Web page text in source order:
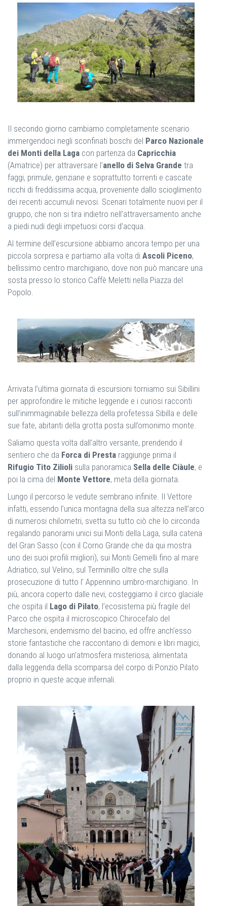
Il secondo giorno cambiamo completamente scenario
immergendoci negli sconfinati boschi del Parco Nazionale
dei Monti della Laga con partenza da Capricchia
(Amatrice) per attraversare l’anello di Selva Grande tra
faggi, primule, genziane e soprattutto torrenti e cascate
ricchi di freddissima acqua, proveniente dallo scioglimento
dei recenti accumuli nevosi. Scenari totalmente nuovi per il
gruppo, che non si tira indietro nell’attraversamento anche
a piedi nudi degli impetuosi corsi d’acqua.
Al termine dell’escursione abbiamo ancora tempo per una
piccola sorpresa e partiamo alla volta di Ascoli Piceno,
bellissimo centro marchigiano, dove non può mancare una
sosta presso lo storico Caffè Meletti nella Piazza del
Popolo.
Arrivata l’ultima giornata di escursioni torniamo sui Sibillini
per approfondire le mitiche leggende e i curiosi racconti
sull’inimmaginabile bellezza della profetessa Sibilla e delle
sue fate, abitanti della grotta posta sull’omonimo monte.
Saliamo questa volta dall’altro versante, prendendo il
sentiero che da Forca di Presta raggiunge prima il
Rifugio Tito Zilioli sulla panoramica Sella delle Ciàule, e
poi la cima del Monte Vettore, meta della giornata.
Lungo il percorso le vedute sembrano infinite. Il Vettore
infatti, essendo l’unica montagna della sua altezza nell’arco
di numerosi chilometri, svetta su tutto ciò che lo circonda
regalando panorami unici sui Monti della Laga, sulla catena
del Gran Sasso (con il Corno Grande che da qui mostra
uno dei suoi profili migliori), sui Monti Gemelli fino al mare
Adriatico, sul Velino, sul Terminillo oltre che sulla
prosecuzione di tutto l’ Appennino umbro-marchigiano. In
più, ancora coperto dalle nevi, costeggiamo il circo glaciale
che ospita il Lago di Pilato, l’ecosistema più fragile del
Parco che ospita il microscopico Chirocefalo del
Marchesoni, endemismo del bacino, ed offre anch’esso
storie fantastiche che raccontano di demoni e libri magici,
donando al luogo un’atmosfera misteriosa, alimentata
dalla leggenda della scomparsa del corpo di Ponzio Pilato
proprio in queste acque infernali.